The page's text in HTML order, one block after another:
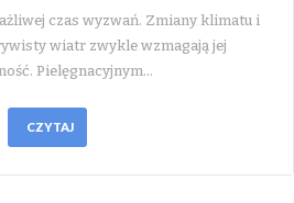
czas wyzwań. Zmiany klimatu i
wiatr zwykle wzmagają jej
Pielęgnacyjnym…
CZYTAJ